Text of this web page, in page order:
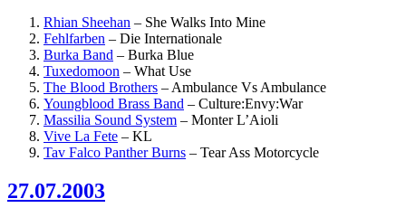
Rhian Sheehan – She Walks Into Mine
Fehlfarben – Die Internationale
Burka Band – Burka Blue
Tuxedomoon – What Use
The Blood Brothers – Ambulance Vs Ambulance
Youngblood Brass Band – Culture:Envy:War
Massilia Sound System – Monter L’Aioli
Vive La Fete – KL
Tav Falco Panther Burns – Tear Ass Motorcycle
27.07.2003